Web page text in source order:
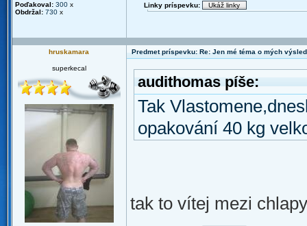
Poďakoval: 300 x
Obdržal: 730 x
Linky príspevku:
hruskamara Predmet príspevku: Re: Jen mé téma o mých
superkecal
audithomas píše:
Tak
opakování 40 kg
tak to vítej mezi chlapy